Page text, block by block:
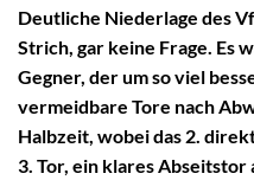
Deutliche Niederlage des
Strich, gar keine Frage. Es
Gegner, der um so viel
vermeidbare Tore nach
Halbzeit, wobei das 2.
3. Tor, ein klares Abseitstor